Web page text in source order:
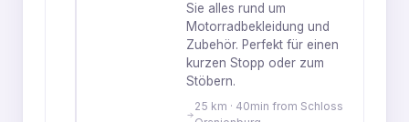
Sie alles rund um
Motorradbekleidung und
Zubehör. Perfekt für einen
kurzen Stopp oder zum
Stöbern.
25 km · 40min from Schloss